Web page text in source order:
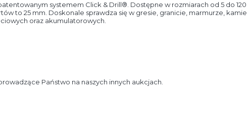
systemem Click & Drill®. Dostępne w rozmiarach od 5 do
to 25 mm. Doskonale sprawdza się w gresie, granicie, marmurze,
oraz akumulatorowych.
Państwo na naszych innych aukcjach.